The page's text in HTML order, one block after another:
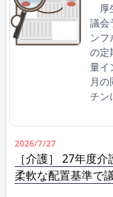
厚
議会
ン
の定
量イ
月
チン
2026/7/27
［介護］ 27年度
柔軟な配置基準で